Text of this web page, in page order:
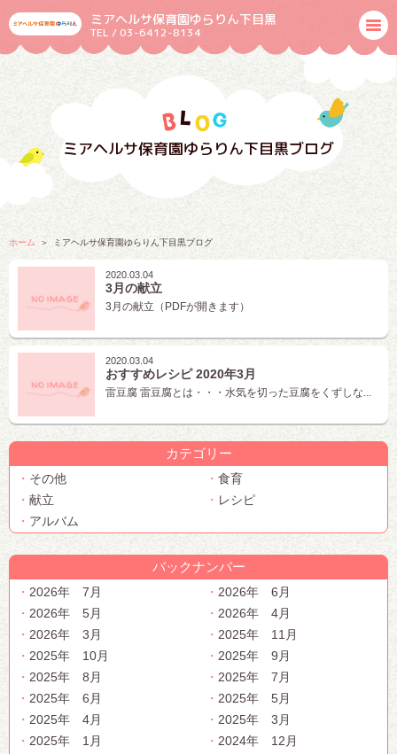
ミアヘルサ保育園ゆらりん下目黒
TEL / 03-6412-8134
ミアヘルサ保育園ゆらりん下目黒ブログ
ホーム ミアヘルサ保育園ゆらりん下目黒ブログ
2020.03.04
3月の献立
3月の献立（PDFが開きます）
2020.03.04
おすすめレシピ 2020年3月
雷豆腐 雷豆腐とは・・・水気を切った豆腐をくずしな...
カテゴリー
その他
食育
献立
レシピ
アルバム
バックナンバー
2026年 7月
2026年 6月
2026年 5月
2026年 4月
2026年 3月
2025年 11月
2025年 10月
2025年 9月
2025年 8月
2025年 7月
2025年 6月
2025年 5月
2025年 4月
2025年 3月
2025年 1月
2024年 12月